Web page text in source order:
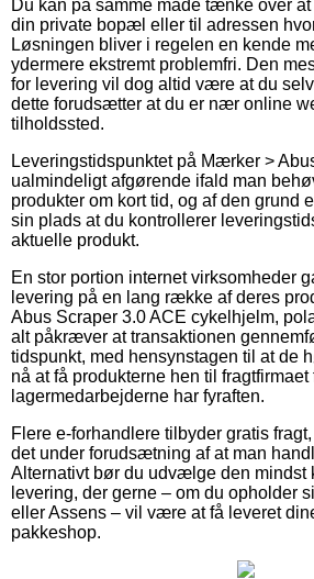
Du kan på samme måde tænke over at
din private bopæl eller til adressen
Løsningen bliver i regelen en kende
ydermere ekstremt problemfri. Den
for levering vil dog altid være at du
dette forudsætter at du er nær online
tilholdssted.
Leveringstidspunktet på Mærker >
ualmindeligt afgørende ifald man
produkter om kort tid, og af den grund
sin plads at du kontrollerer
aktuelle produkt.
En stor portion internet virksomheder
levering på en lang række af deres
Abus Scraper 3.0 ACE cykelhjelm,
alt påkræver at transaktionen
tidspunkt, med hensynstagen til at de
nå at få produkterne hen til fragtfirmaet
lagermedarbejderne har fyraften.
Flere e-forhandlere tilbyder gratis
det under forudsætning af at man
Alternativt bør du udvælge den mindst
levering, der gerne – om du opholder
eller Assens – vil være at få leveret
pakkeshop.